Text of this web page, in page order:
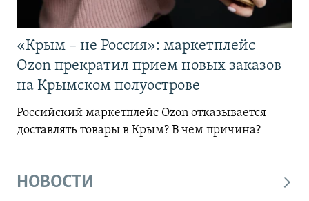
«Крым – не Россия»: маркетплейс
Ozon прекратил прием новых заказов
на Крымском полуострове
Российский маркетплейс Ozon отказывается
доставлять товары в Крым? В чем причина?
НОВОСТИ